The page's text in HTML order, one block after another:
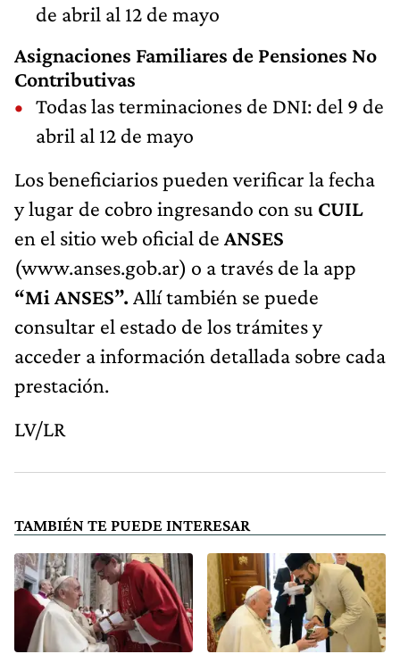
de abril al 12 de mayo
Asignaciones Familiares de Pensiones No
Contributivas
Todas las terminaciones de DNI: del 9 de
abril al 12 de mayo
Los beneficiarios pueden verificar la fecha
y lugar de cobro ingresando con su CUIL
en el sitio web oficial de ANSES
(www.anses.gob.ar) o a través de la app
“Mi ANSES”. Allí también se puede
consultar el estado de los trámites y
acceder a información detallada sobre cada
prestación.
LV/LR
TAMBIÉN TE PUEDE INTERESAR